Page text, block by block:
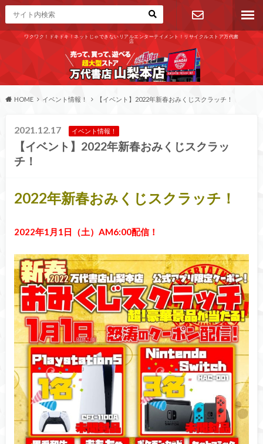
ワクワク！ドキドキ！ネットじゃできないリアルエンターテイメント！リサイクルストア万代書
店
お問い合わ
せ
HOME イベント情報！ 【イベント】2022年新春おみくじスクラッチ！
2021.12.17 イベント情報！
【イベント】2022年新春おみくじスクラッ
チ！
2022年新春おみくじスクラッチ！
2022年1月1日（土）AM6:00配信！